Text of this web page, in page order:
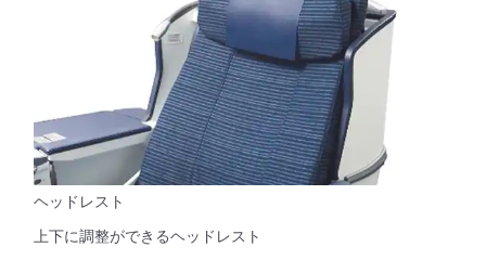
ヘッドレスト
上下に調整ができるヘッドレスト